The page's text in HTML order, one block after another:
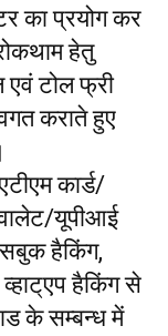
का प्रयोग कर
हेतु
एवं टोल फ्री
कराते हुए
कार्ड/
यूपीआई
हैकिंग,
हैकिंग से
के सम्बन्ध में